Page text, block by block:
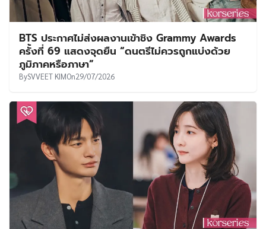
BTS ประกาศไม่ส่งผลงานเข้าชิง Grammy Awards
ครั้งที่ 69 แสดงจุดยืน “ดนตรีไม่ควรถูกแบ่งด้วย
ภูมิภาคหรือภาษา”
BySVVEET KIMOn29/07/2026